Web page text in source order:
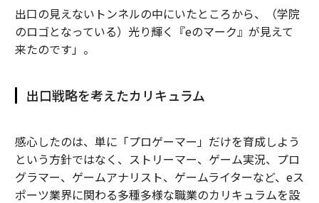
出口の見えないトンネルの中にいたところから、（学院
のロゴとなっている）光り輝く『eのマーク』が見えて
来たのです」。
出口戦略を考えたカリキュラム
感心したのは、単に「プロゲーマー」だけを育成しよう
という方針ではなく、ストリーマー、ゲーム実況、プロ
グラマー、ゲームアナリスト、ゲームライターなど、eス
ポーツ業界に関わる多種多様な職業のカリキュラムを設